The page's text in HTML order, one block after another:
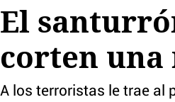
El
corten
A los terroristas le trae al